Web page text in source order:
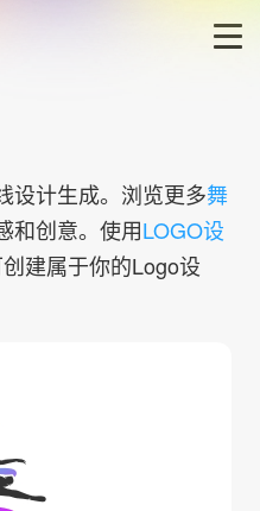
成器
板
设计生成。浏览更多舞
和创意。使用LOGO设
建属于你的Logo设